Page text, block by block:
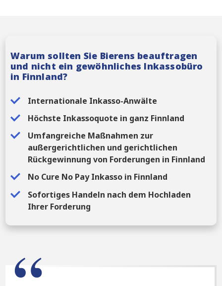
Warum sollten Sie Bierens beauftragen
und nicht ein gewöhnliches Inkassobüro
in Finnland?
Internationale Inkasso-Anwälte
Höchste Inkassoquote in ganz Finnland
Umfangreiche Maßnahmen zur
außergerichtlichen und gerichtlichen
Rückgewinnung von Forderungen in Finnland
No Cure No Pay Inkasso in Finnland
Sofortiges Handeln nach dem Hochladen
Ihrer Forderung